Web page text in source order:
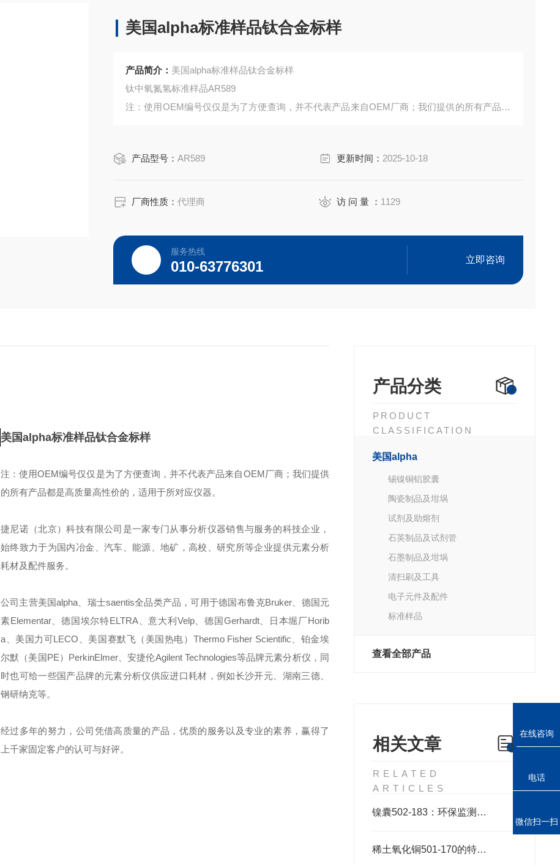
美国alpha标准样品钛合金标样
产品简介： 美国alpha标准样品钛合金标样
钛中氧氮氢标准样品AR589
注：使用OEM编号仅仅是为了方便查询，并不代表产品来自OEM厂商；我们提供的所有产品都
产品型号：AR589 更新时间： 2025-10-18
厂商性质：代理商 访 问 量 ： 1129
服务热线
010-63776301 立即咨询
产品分类
PRODUCT
CLASSIFICATION
美国alpha
锡镍铜铝胶囊
陶瓷制品及坩埚
试剂及助熔剂
石英制品及试剂管
石墨制品及坩埚
清扫刷及工具
电子元件及配件
标准样品
查看全部产品
相关文章
RELATED
ARTICLES
镍囊502-183：环保监测的精准工具
稀土氧化铜501-170的特性和应用前景
美国alpha标准样品钛合金标样
注：使用OEM编号仅仅是为了方便查询，并不代表产品来自OEM厂商；我们提供
的所有产品都是高质量高性价的，适用于所对应仪器。
捷尼诺（北京）科技有限公司是一家专门从事分析仪器销售与服务的科技企业，
始终致力于为国内冶金、汽车、能源、地矿，高校、研究所等企业提供元素分析
耗材及配件服务。
公司主营美国alpha、瑞士saentis全品类产品，可用于德国布鲁克Bruker、德国元
素Elementar、德国埃尔特ELTRA、意大利Velp、德国Gerhardt、日本堀厂Horib
a、美国力可LECO、美国赛默飞（美国热电）Thermo Fisher Scientific、铂金埃
尔默（美国PE）PerkinElmer、安捷伦Agilent Technologies等品牌元素分析仪，同
时也可给一些国产品牌的元素分析仪供应进口耗材，例如长沙开元、湖南三德、
钢研纳克等。
经过多年的努力，公司凭借高质量的产品，优质的服务以及专业的素养，赢得了
上千家固定客户的认可与好评。
在线咨询
电话
微信扫一扫